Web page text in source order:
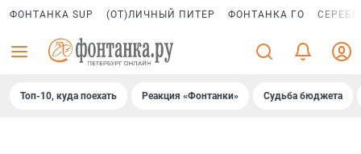
ФОНТАНКА SUP (ОТ)ЛИЧНЫЙ ПИТЕР ФОНТАНКА ГО
Топ-10, куда поехать Реакция «Фонтанки» Судьба бюджета